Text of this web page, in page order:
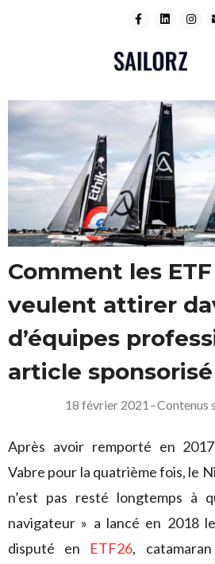
Comment les
veulent attirer
d’équipes
article sponsorisé
18 février 2021 –Contenus
Après avoir remporté en
Vabre pour la quatrième fois, le
n’est pas resté longtemps à
navigateur » a lancé en 2018
disputé en ETF26,